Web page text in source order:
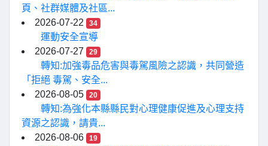
頁、社群媒體及社區...
2026-07-22
34
運動安全宣導
2026-07-27
29
轉知:加強毒品危害與毒駕風險之認識，共同營造
「拒絕 毒駕、安全...
2026-08-05
20
轉知:為強化本縣縣民對心理健康促進及心理支持
資源之認識，請貴...
2026-08-06
19